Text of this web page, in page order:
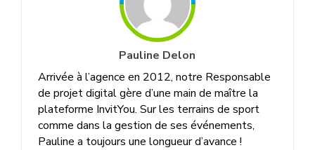
Pauline Delon
Arrivée à l’agence en 2012, notre Responsable
de projet digital gère d’une main de maître la
plateforme InvitYou. Sur les terrains de sport
comme dans la gestion de ses événements,
Pauline a toujours une longueur d’avance !